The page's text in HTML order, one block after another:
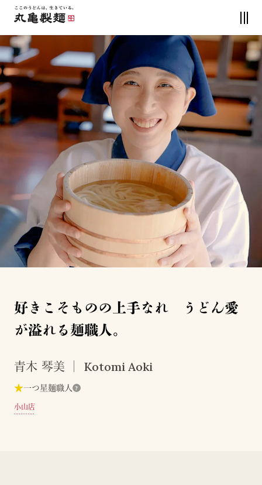
好きこそものの上手なれ うどん愛
が溢れる麺職人。
青木 琴美 Kotomi Aoki
★一つ星麺職人 ?
小山店